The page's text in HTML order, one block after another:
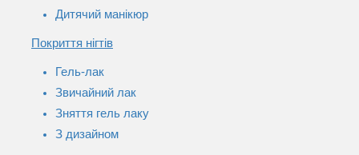
Дитячий манікюр
Покриття нігтів
Гель-лак
Звичайний лак
Зняття гель лаку
З дизайном